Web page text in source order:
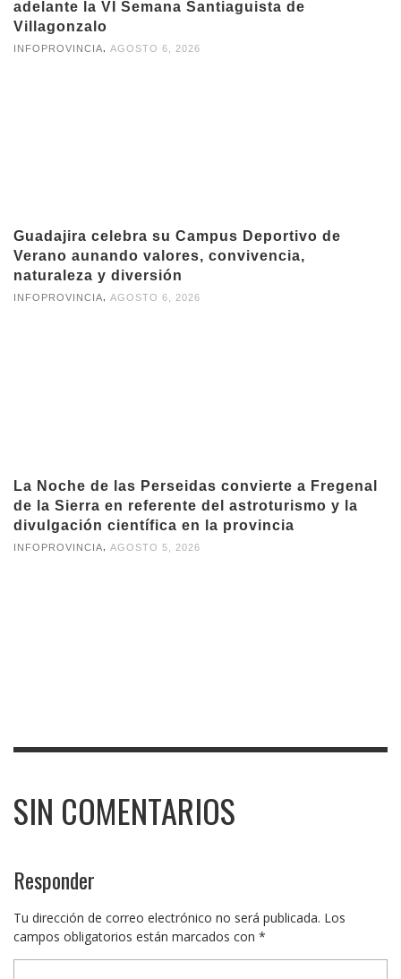
adelante la VI Semana Santiaguista de
Villagonzalo
INFOPROVINCIA AGOSTO 6, 2026
Guadajira celebra su Campus Deportivo de
Verano aunando valores, convivencia,
naturaleza y diversión
INFOPROVINCIA, AGOSTO 6, 2026
La Noche de las Perseidas convierte a Fregenal
de la Sierra en referente del astroturismo y la
divulgación científica en la provincia
INFOPROVINCIA, AGOSTO 5, 2026
SIN COMENTARIOS
Responder
Tu dirección de correo electrónico no será publicada. Los
campos obligatorios están marcados con *